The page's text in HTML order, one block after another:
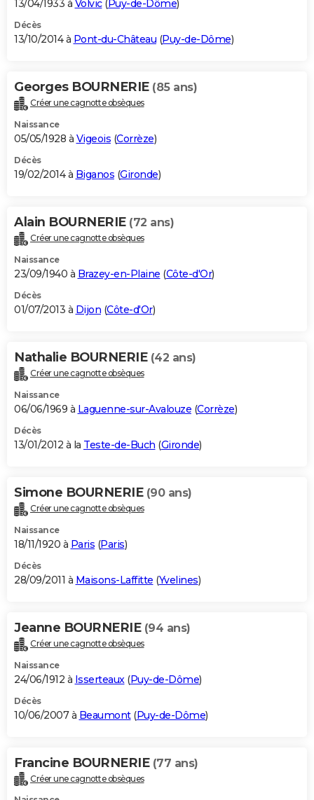
13/04/1933 à Volvic( Puy-de-Dôme)
Décès
13/10/2014 à Pont-du-Château (Puy-de-Dôme)
Georges BOURNERIE (85 ans)
Créer une cagnotte obsèques
Naissance
05/05/1928 à Vigeois (Corrèze)
Décès
19/02/2014 à Biganos (Gironde)
Alain BOURNERIE (72 ans)
Créer une cagnotte obsèques
Naissance
23/09/1940 à Brazey-en-Plaine (Côte-d'Or)
Décès
01/07/2013 à Dijon (Côte-d'Or)
Nathalie BOURNERIE (42 ans)
Créer une cagnotte obsèques
Naissance
06/06/1969 à Laguenne-sur-Avalouze (Corrèze)
Décès
13/01/2012 à la Teste-de-Buch (Gironde)
Simone BOURNERIE (90 ans)
Créer une cagnotte obsèques
Naissance
18/11/1920 à Paris (Paris)
Décès
28/09/2011 à Maisons-Laffitte (Yvelines)
Jeanne BOURNERIE (94 ans)
Créer une cagnotte obsèques
Naissance
24/06/1912 à Isserteaux (Puy-de-Dôme)
Décès
10/06/2007 à Beaumont(Puy-de-Dôme)
Francine BOURNERIE (77 ans)
Créer une cagnotte obsèques